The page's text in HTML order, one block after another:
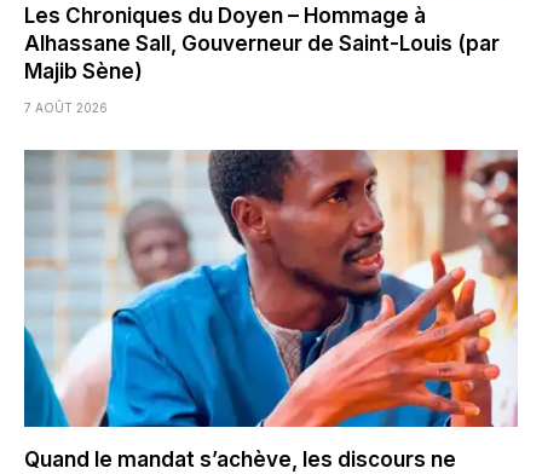
Les Chroniques du Doyen – Hommage à
Alhassane Sall, Gouverneur de Saint-Louis (par
Majib Sène)
7 AOÛT 2026
Quand le mandat s’achève, les discours ne